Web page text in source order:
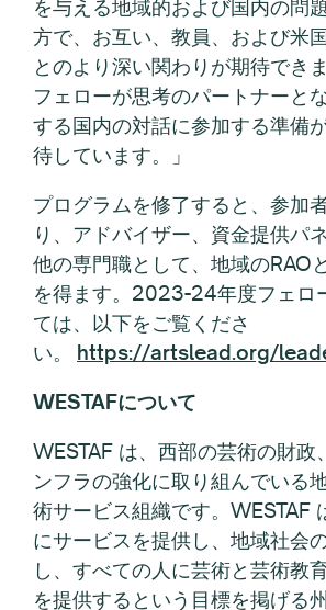
を与える地域的および国内の問
方で、お互い、教員、および米
とのより深い関わりが期待でき
フェローが思考のパートナーと
する国内の対話に参加する準備
待しています。」
プログラムを修了すると、参加
り、アドバイザー、資金提供パ
他の専門職として、地域のRAO
を得ます。2023-24年度フェロ
ては、以下をご覧くださ
い。 https://artslead.org/
WESTAFについて
WESTAF は、西部の芸術の財政
ンフラの強化に取り組んでいる
術サービス組織です。WESTAF
にサービスを提供し、地域社会
し、すべての人に芸術と芸術教
を提供するという目標を掲げる